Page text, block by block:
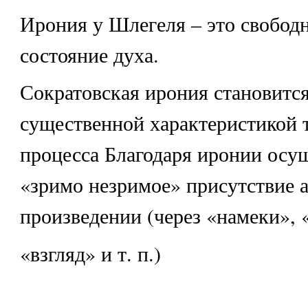
Ирония у Шлегеля – это
состояние духа.
Сократовская ирония
существенной характеристикой
процесса Благодаря иронии
«зримо незримое» присутствие
произведении (через «намеки»,
«взгляд» и т. п.)